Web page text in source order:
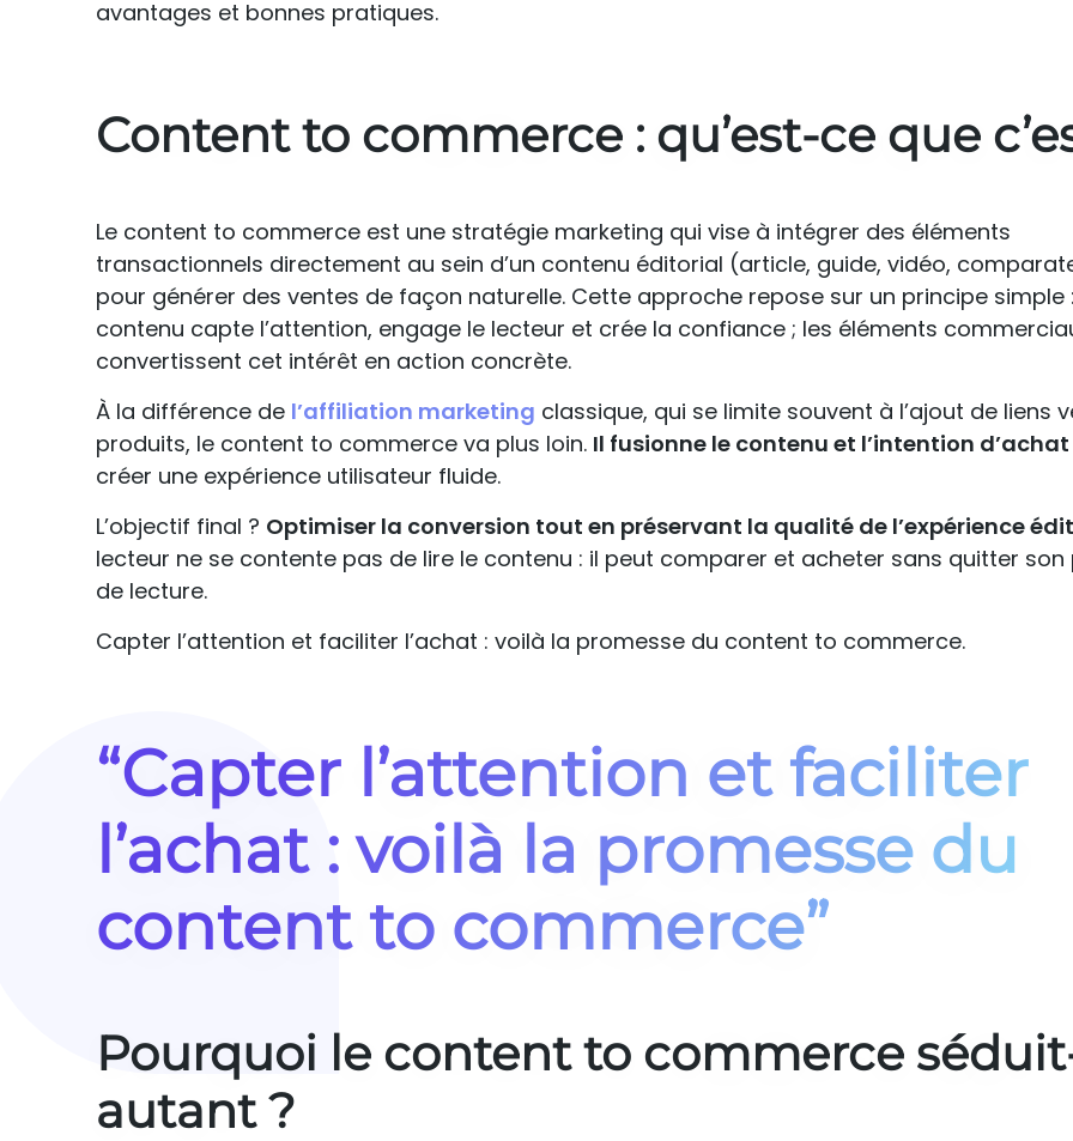
avantages et bonnes pratiques.
Content to commerce : qu’est-ce que
Le content to commerce est une stratégie marketing qui vise à intégrer des éléments
transactionnels directement au sein d’un contenu éditorial (article, guide, vidéo,
pour générer des ventes de façon naturelle. Cette approche repose sur un principe simple
contenu capte l’attention, engage le lecteur et crée la confiance ; les éléments
convertissent cet intérêt en action concrète.
À la différence de l’affiliation marketing classique, qui se limite souvent à l’ajout de liens
produits, le content to commerce va plus loin. Il fusionne le contenu et l’intention d’achat
créer une expérience utilisateur fluide.
L’objectif final ? Optimiser la conversion tout en préservant la qualité de l’expérience
lecteur ne se contente pas de lire le contenu : il peut comparer et acheter sans quitter
de lecture.
Capter l’attention et faciliter l’achat : voilà la promesse du content to commerce.
“Capter l’attention et faciliter
l’achat : voilà la promesse du
content to commerce”
Pourquoi le content to commerce
autant ?